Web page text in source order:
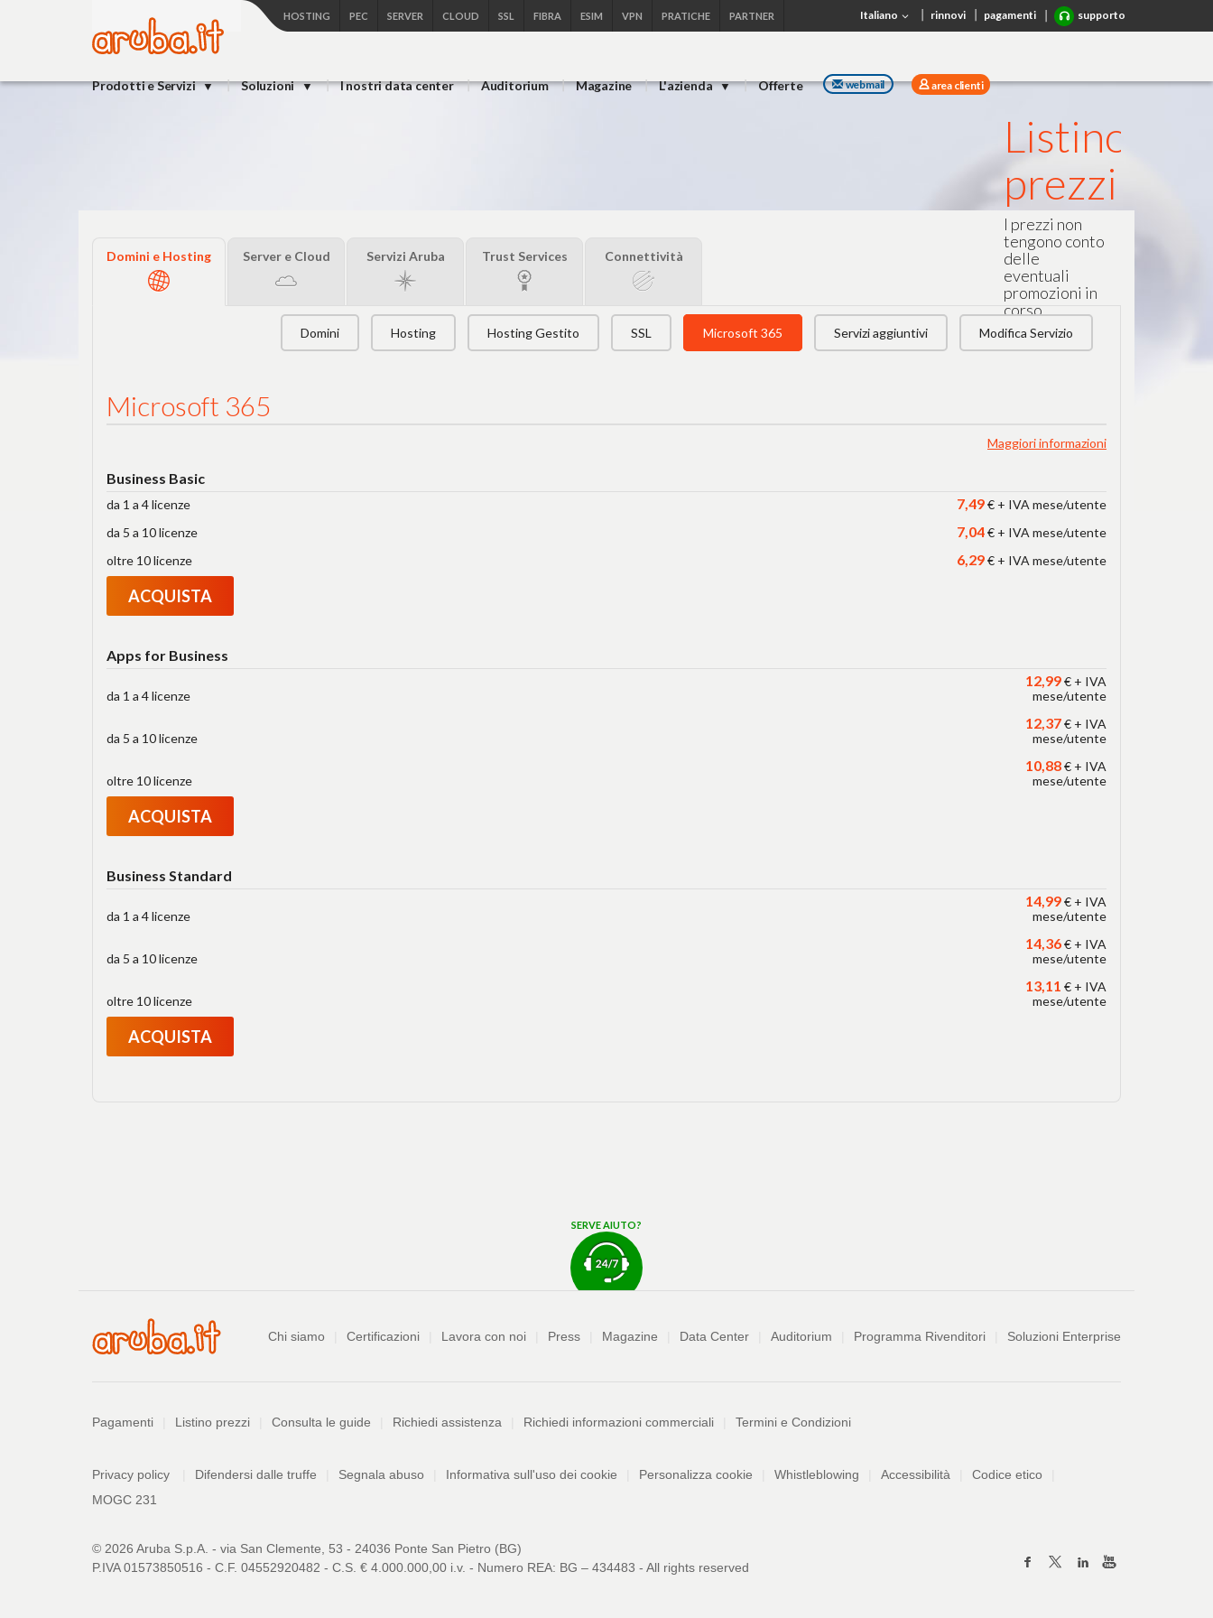
HOSTING PEC SERVER CLOUD SSL FIBRA ESIM VPN PRATICHE PARTNER Italiano rinnovi pagamenti supporto
Prodotti e Servizi Soluzioni I nostri data center Auditorium Magazine L'azienda Offerte webmail area clienti
Listino
prezzi
I prezzi non
tengono conto
delle
eventuali
promozioni in
corso.
Domini e Hosting Server e Cloud Servizi Aruba Trust Services Connettività
Domini Hosting Hosting Gestito SSL Microsoft 365 Servizi aggiuntivi Modifica Servizio
Microsoft 365
Maggiori informazioni
Business Basic
da 1 a 4 licenze 7,49€ + IVA mese/utente
da 5 a 10 licenze
7,04€ + IVA mese/utente
oltre 10 licenze
6,29€ + IVA mese/utente
ACQUISTA
Apps for Business
da 1 a 4 licenze
12,99€ + IVA
mese/utente
da 5 a 10 licenze
12,37€ + IVA
mese/utente
oltre 10 licenze
10,88€ + IVA
mese/utente
ACQUISTA
Business Standard
da 1 a 4 licenze
14,99€ + IVA
mese/utente
da 5 a 10 licenze
14,36€ + IVA
mese/utente
oltre 10 licenze
13,11 € + IVA
mese/utente
ACQUISTA
SERVE AIUTO?
Azienda
Chi siamo Certificazioni Lavora con noi Press Magazine Data Center Auditorium Programma Rivenditori Soluzioni Enterprise
Pagamenti
Pagamenti Listino prezzi Consulta le guide Richiedi assistenza Richiedi informazioni commerciali Termini e Condizioni
Informazioni
Privacy policy
PDFDifendersi dalle truffe Segnala abuso Informativa sull'uso dei cookie Personalizza cookie Whistleblowing Accessibilità
Codice etico
MOGC 231
© 2026 Aruba S.p.A. - via San Clemente, 53 - 24036 Ponte San Pietro (BG)
P.IVA 01573850516 - C.F. 04552920482 - C.S. € 4.000.000,00 i.v. - Numero REA: BG – 434483 - All rights reserved